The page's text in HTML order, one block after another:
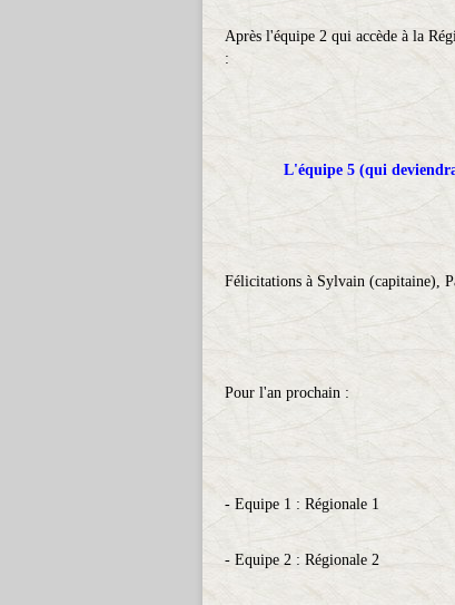
Après l'équipe 2 qui accède à la
:
L'équipe 5 (qui
Félicitations à Sylvain (capitaine),
Pour l'an prochain :
- Equipe 1 : Régionale 1
- Equipe 2 : Régionale 2